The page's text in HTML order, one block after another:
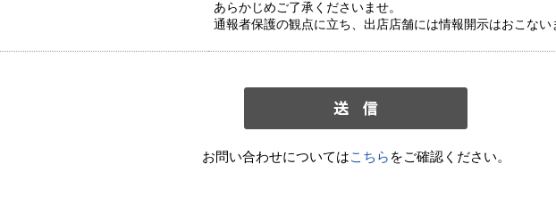
あらかじめご了承くださいませ。
通報者保護の観点に立ち、出店店舗には情報開示はおこない
お問い合わせについてはこちら をご確認ください。